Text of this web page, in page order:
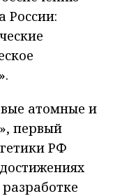
России:
атомные и
первый
РФ